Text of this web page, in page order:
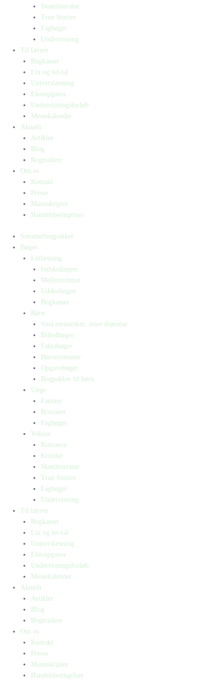
Skønlitteratur
True Stories
Fagbøger
Undervisning
Til lærere
Bogkasser
Lix og let-tal
Universlæsning
Elevopgaver
Undervisningsforløb
Messekalender
Aktuelt
Artikler
Blog
Bogtrailere
Om os
Kontakt
Presse
Manuskripter
Handelsbetingelser
Sommerbogpakker
Bøger
Letlæsning
Indskolingen
Mellemtrinnet
Udskolingen
Bogkasser
Børn
Små mennesker, store drømme
Billedbøger
Faktabøger
Børneromaner
Opgavebøger
Bogpakker til børn
Unge
Fantasy
Romaner
Fagbøger
Voksne
Romance
Krimier
Skønlitteratur
True Stories
Fagbøger
Undervisning
Til lærere
Bogkasser
Lix og let-tal
Universlæsning
Elevopgaver
Undervisningsforløb
Messekalender
Aktuelt
Artikler
Blog
Bogtrailere
Om os
Kontakt
Presse
Manuskripter
Handelsbetingelser